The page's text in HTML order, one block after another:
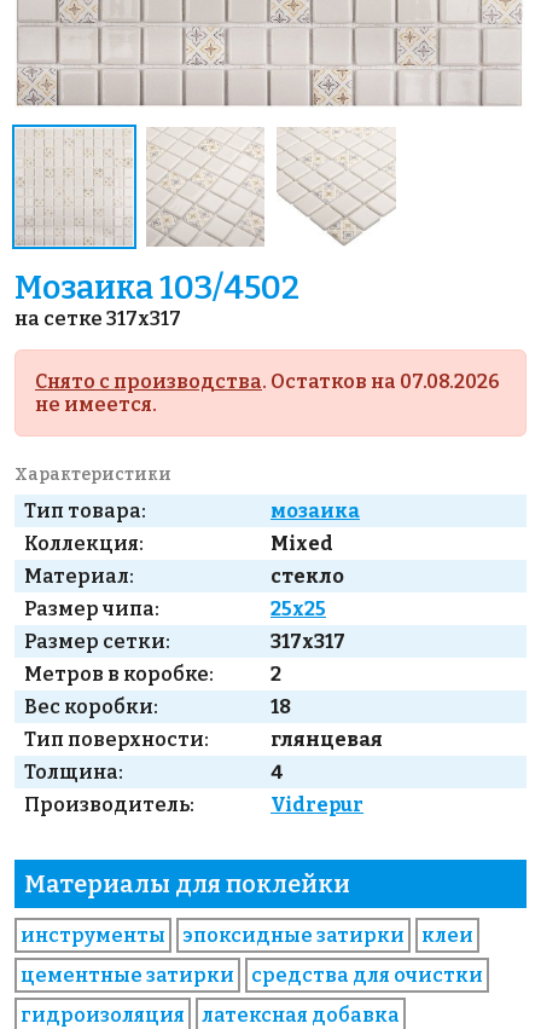
Мозаика 103/4502
на сетке 317x317
Снято с производства. Остатков на 07.08.2026
не имеется.
Характеристики
Тип товара:
мозаика
Коллекция:
Mixed
Материал:
стекло
Размер чипа:
25x25
Размер сетки:
317x317
Метров в коробке:
2
Вес коробки:
18
Тип поверхности:
глянцевая
Толщина:
4
Производитель:
Vidrepur
Материалы для поклейки
инструменты эпоксидные затирки
клеи
цементные затирки
средства для очистки
гидроизоляция
латексная добавка